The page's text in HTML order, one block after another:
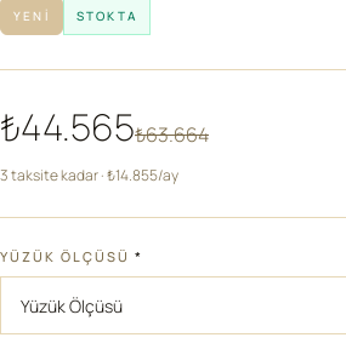
YENI STOKTA
₺44.565₺63.664
3 taksite kadar · ₺14.855/ay
YÜZÜK ÖLÇÜSÜ *